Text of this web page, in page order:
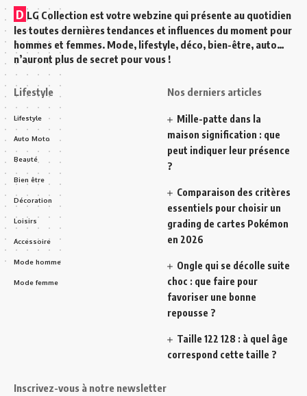
D LG Collection est votre webzine qui présente au quotidien
les toutes dernières tendances et influences du moment pour
hommes et femmes. Mode, lifestyle, déco, bien-être, auto…
n’auront plus de secret pour vous !
Lifestyle
Lifestyle
Auto Moto
Beauté
Bien être
Décoration
Loisirs
Accessoire
Mode homme
Mode femme
Nos derniers articles
Mille-patte dans la
maison signification : que
peut indiquer leur présence
?
Comparaison des critères
essentiels pour choisir un
grading de cartes Pokémon
en 2026
Ongle qui se décolle suite
choc : que faire pour
favoriser une bonne
repousse ?
Taille 122 128 : à quel âge
correspond cette taille ?
Inscrivez-vous à notre newsletter